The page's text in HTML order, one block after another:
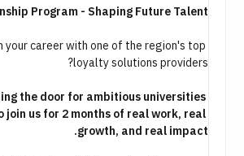
your career with one of the region's top
loyalty solutions providers?
the door for ambitious universities
join us for 2 months of real work, real